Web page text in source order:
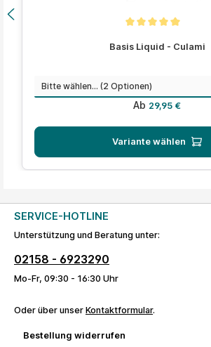
Basis Liquid - Culami
Mengeauswählen
Regulärer Preis:
Ab 29,95 €
Variante wählen
SERVICE-HOTLINE
Unterstützung und Beratung unter:
02158 - 6923290
Mo-Fr, 09:30 - 16:30 Uhr
Oder über unser Kontaktformular.
Bestellung widerrufen